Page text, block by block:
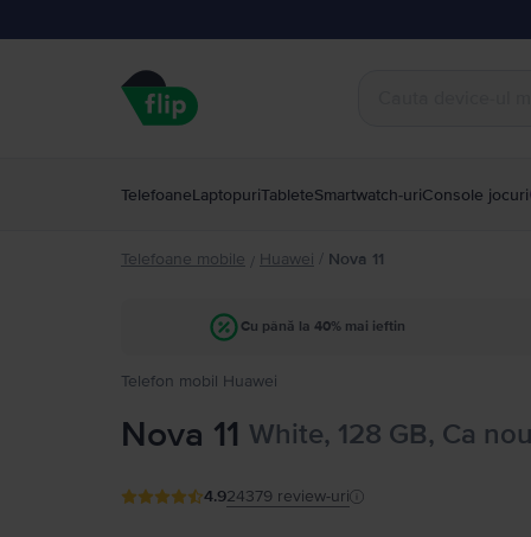
TelefoaneLaptopuriTableteSmartwatch-uriConsole jocuri
Telefoane mobile / Huawei / Nova 11
Cu până la 40% mai ieftin
Telefon mobil Huawei
Nova 11 White, 128 GB, Ca nou
4.924379 review-uri